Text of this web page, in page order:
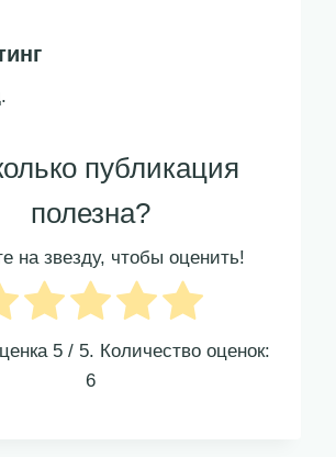
публикация
полезна?
на звезду, чтобы оценить!
5 / 5. Количество оценок:
6